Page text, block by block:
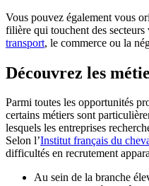
Vous pouvez également vous
filière qui touchent des
transport, le commerce ou la
Découvrez les
Parmi toutes les opportunités
certains métiers sont
lesquels les entreprises
Selon l’Institut français du
difficultés en recrutement
Au sein de la branche